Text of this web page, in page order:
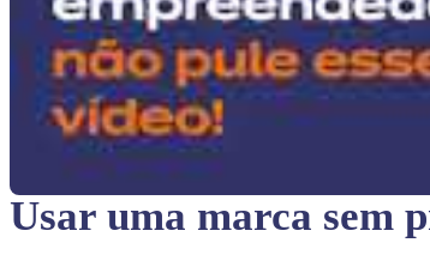
Usar uma marca sem